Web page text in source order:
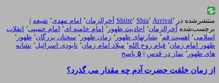
منتشرشده در Arrival٬ Shia٬ Shiite٬ آخرالزمان٬ امام مهدی٬ شیعه |
برچسب‌شده آخرالزمان٬ احادیث ظهور ٬ امام خامنه ای٬ امام خمینی٬ انقلاب
اسلامی٬ اهمیت قم٬ بشارتهای ظهور ٬ زمان ظهور ٬ سخنان بزرگان٬ ظهور ٬
ظهور امام زمان٬ قیام روح الله٬ میلاد امام زمان٬ نابودی اسرائیل٬ نشانه
های ظهور ٬ نماز در قدس | ۵ پاسخ
از زمان خلقت حضرت آدم چه مقدار می گذرد؟